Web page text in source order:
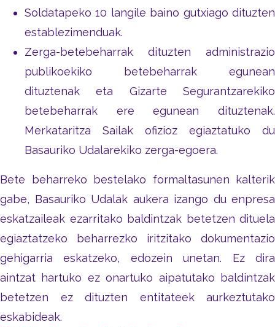
Soldatapeko 10 langile baino gutxiago dituzten
establezimenduak.
Zerga-betebeharrak dituzten administrazio
publikoekiko betebeharrak egunean
dituztenak eta Gizarte Segurantzarekiko
betebeharrak ere egunean dituztenak.
Merkataritza Sailak ofizioz egiaztatuko du
Basauriko Udalarekiko zerga-egoera.
Bete beharreko bestelako formaltasunen kalterik
gabe, Basauriko Udalak aukera izango du enpresa
eskatzaileak ezarritako baldintzak betetzen dituela
egiaztatzeko beharrezko iritzitako dokumentazio
gehigarria eskatzeko, edozein unetan. Ez dira
aintzat hartuko ez onartuko aipatutako baldintzak
betetzen ez dituzten entitateek aurkeztutako
eskabideak.